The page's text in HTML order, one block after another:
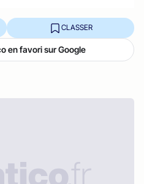
CLASSER
en favori sur Google